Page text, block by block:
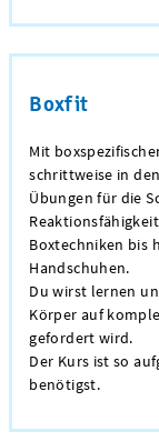
Boxfit
Mit
schrittweise in
Übungen für die
Boxtechniken bis
Handschuhen.
Du wirst lernen
Körper auf
gefordert wird.
Der Kurs ist so
benötigst.